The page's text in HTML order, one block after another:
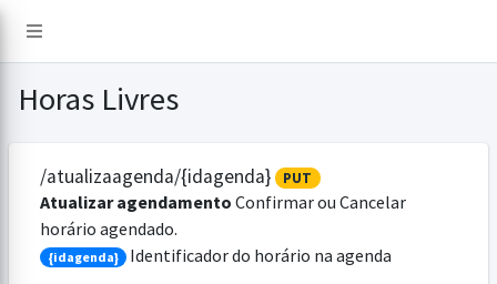
Horas Livres
/atualizaagenda/{idagenda} PUT
Atualizar agendamento Confirmar ou Cancelar
horário agendado.
{idagenda} Identificador do horário na agenda